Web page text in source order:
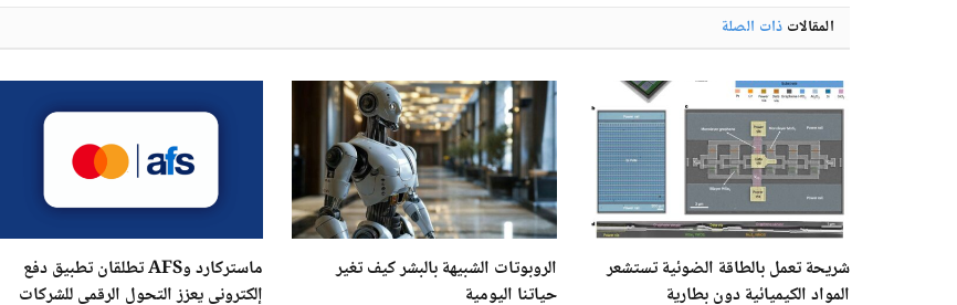
المقالات ذات الصلة
شريحة تعمل بالطاقة الضوئية تستشعر
المواد الكيميائية دون بطارية
الروبوتات الشبيهة بالبشر كيف تغير
حياتنا اليومية
ماستركارد وAFS تطلقان تطبيق دفع
إلكتروني يعزز التحول الرقمي للشركات